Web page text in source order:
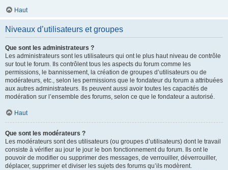
Haut
Niveaux d’utilisateurs et groupes
Que sont les administrateurs ?
Les administrateurs sont les utilisateurs qui ont le plus haut niveau de contrôle
sur tout le forum. Ils contrôlent tous les aspects du forum comme les
permissions, le bannissement, la création de groupes d’utilisateurs ou de
modérateurs, etc., selon les permissions que le fondateur du forum a attribuées
aux autres administrateurs. Ils peuvent aussi avoir toutes les capacités de
modération sur l’ensemble des forums, selon ce que le fondateur a autorisé.
Haut
Que sont les modérateurs ?
Les modérateurs sont des utilisateurs (ou groupes d’utilisateurs) dont le travail
consiste à vérifier au jour le jour le bon fonctionnement du forum. Ils ont le
pouvoir de modifier ou supprimer des messages, de verrouiller, déverrouiller,
déplacer, supprimer et diviser les sujets des forums qu’ils modèrent.